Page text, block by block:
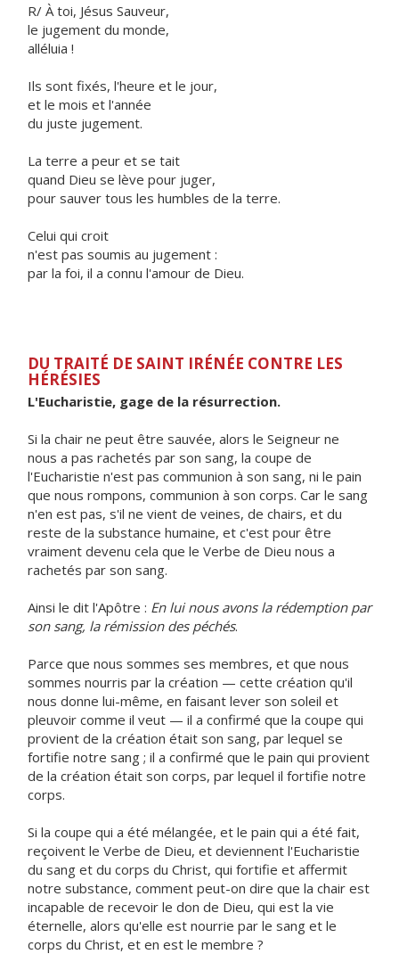
R/ À toi, Jésus Sauveur,
le jugement du monde,
alléluia !
Ils sont fixés, l'heure et le jour,
et le mois et l'année
du juste jugement.
La terre a peur et se tait
quand Dieu se lève pour juger,
pour sauver tous les humbles de la terre.
Celui qui croit
n'est pas soumis au jugement :
par la foi, il a connu l'amour de Dieu.
DU TRAITÉ DE SAINT IRÉNÉE CONTRE LES
HÉRÉSIES
L'Eucharistie, gage de la résurrection.
Si la chair ne peut être sauvée, alors le Seigneur ne
nous a pas rachetés par son sang, la coupe de
l'Eucharistie n'est pas communion à son sang, ni le pain
que nous rompons, communion à son corps. Car le sang
n'en est pas, s'il ne vient de veines, de chairs, et du
reste de la substance humaine, et c'est pour être
vraiment devenu cela que le Verbe de Dieu nous a
rachetés par son sang.
Ainsi le dit l'Apôtre : En lui nous avons la rédemption par
son sang, la rémission des péchés.
Parce que nous sommes ses membres, et que nous
sommes nourris par la création — cette création qu'il
nous donne lui-même, en faisant lever son soleil et
pleuvoir comme il veut — il a confirmé que la coupe qui
provient de la création était son sang, par lequel se
fortifie notre sang ; il a confirmé que le pain qui provient
de la création était son corps, par lequel il fortifie notre
corps.
Si la coupe qui a été mélangée, et le pain qui a été fait,
reçoivent le Verbe de Dieu, et deviennent l'Eucharistie
du sang et du corps du Christ, qui fortifie et affermit
notre substance, comment peut-on dire que la chair est
incapable de recevoir le don de Dieu, qui est la vie
éternelle, alors qu'elle est nourrie par le sang et le
corps du Christ, et en est le membre ?